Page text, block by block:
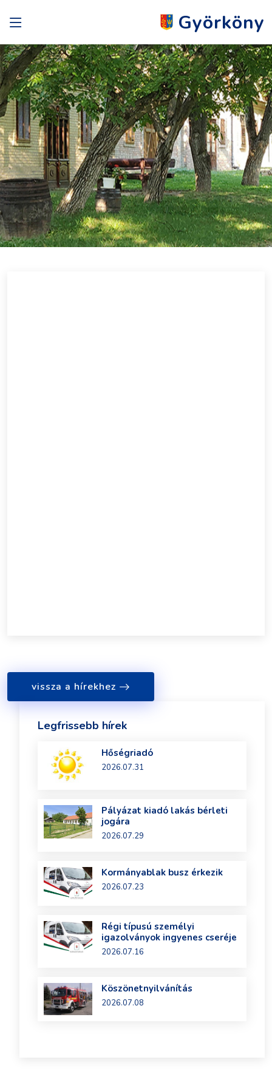
Györköny
vissza a hírekhez
Legfrissebb hírek
Hőségriadó
2026.07.31
Pályázat kiadó lakás bérleti
jogára
2026.07.29
Kormányablak busz érkezik
2026.07.23
Régi típusú személyi
igazolványok ingyenes cseréje
2026.07.16
Köszönetnyilvánítás
2026.07.08